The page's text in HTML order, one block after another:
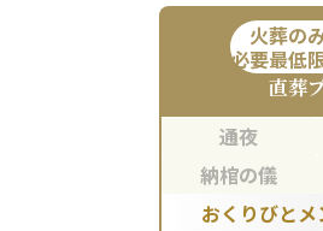
火葬の
必要最低
直葬
通夜
納棺の儀
おくりびと